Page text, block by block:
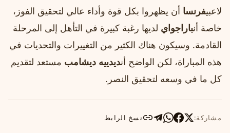
لاعبيفرنسا أن يظهروا بكل قوة وأداء عالي لتحقيق الفوز،
خاصة أنباراجواي لديها رغبة كبيرة في التأهل إلى المرحلة
القادمة. وسيكون هناك الكثير من التغييرات والتحديات في
هذه المباراة، لكن الواضح أنديدييه ديشامب مستعد لتقديم
كل ما في وسعه لتحقيق النصر.
مشاركة: نسخ الرابط